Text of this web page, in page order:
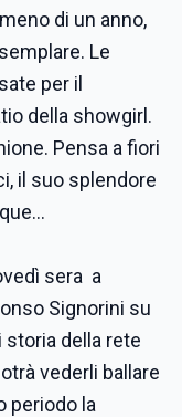
di un anno,
Le
per il
della showgirl.
Pensa a fiori
il suo splendore
sera a
Signorini su
storia della rete
vederli ballare
periodo la